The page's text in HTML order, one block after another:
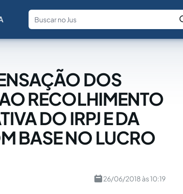
Fale com a IA Buscar no Jus
DOS
RECOLHIMENTO
DO IRPJ E DA
BASE NO LUCRO
26/06/2018 às 10:19